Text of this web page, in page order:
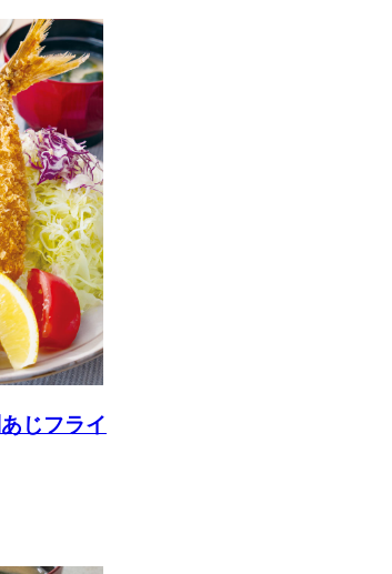
じフライ